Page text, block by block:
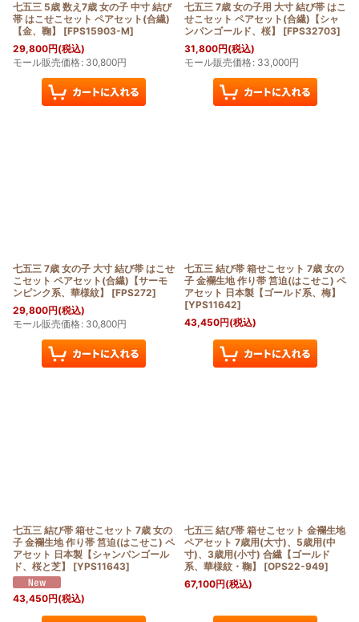
七五三 5歳 数え7歳 女の子 中寸 結び
帯 はこせこセット ペアセット(合繊)
【金、鞠】
[FPS15903-M]
29,800円(税込)
モール販売価格: 30,800円
七五三 7歳 女の子用 大寸 結び帯 はこ
せこセット ペアセット(合繊)【シャ
ンパンゴールド、桜】
[FPS32703]
31,800円(税込)
モール販売価格: 33,000円
七五三 7歳 女の子 大寸 結び帯 はこせ
こセット ペアセット(合繊)【サーモ
ンピンク系、華様紋】
[FPS272]
29,800円(税込)
モール販売価格: 30,800円
七五三 結び帯 箱せこセット 7歳 女の
子 金襴生地 作り帯 筥迫(はこせこ) ペ
アセット 日本製【ゴールド系、梅】
[YPS11642]
43,450円(税込)
七五三 結び帯 箱せこセット 7歳 女の
子 金襴生地 作り帯 筥迫(はこせこ) ペ
アセット 日本製【シャンパンゴール
ド、桜と芝】
[YPS11643]
43,450円(税込)
七五三 結び帯 箱せこセット 金襴生地
ペアセット 7歳用(大寸)、5歳用(中
寸)、3歳用(小寸) 合繊【ゴールド
系、華様紋・鞠】
[OPS22-949]
67,100円(税込)